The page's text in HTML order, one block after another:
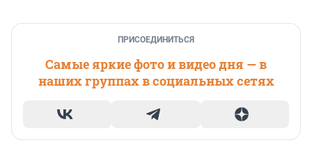
ПРИСОЕДИНИТЬСЯ
Самые яркие фото и видео дня — в
наших группах в социальных сетях